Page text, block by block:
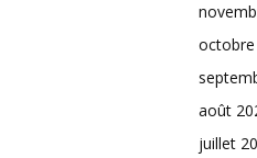
octobre
août
juillet